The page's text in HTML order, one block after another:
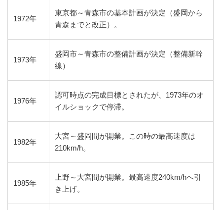
1972年
東京都～青森市の基本計画が決定（盛岡から
青森までと改正）。
1973年
盛岡市～青森市の整備計画が決定（整備新幹
線）
1976年
認可時点の完成目標とされたが、1973年のオ
イルショックで停滞。
1982年
大宮～盛岡間が開業。この時の最高速度は
210km/h。
1985年
上野～大宮間が開業。最高速度240km/hへ引
き上げ。